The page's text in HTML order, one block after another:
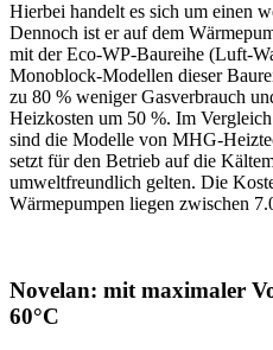
Hierbei handelt es sich um einen
Dennoch ist er auf dem
mit der Eco-WP-Baureihe (Luft-
Monoblock-Modellen dieser
zu 80 % weniger Gasverbrauch
Heizkosten um 50 %. Im
sind die Modelle von MHG-
setzt für den Betrieb auf die
umweltfreundlich gelten. Die
Wärmepumpen liegen zwischen
Novelan: mit maximaler
60°C